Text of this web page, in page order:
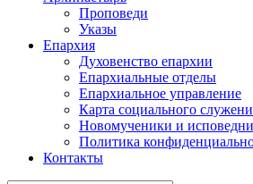
Проповеди
Указы
Епархия
Духовенство епархии
Епархиальные отделы
Епархиальное управление
Карта социального
Новомученики и
Политика
Контакты